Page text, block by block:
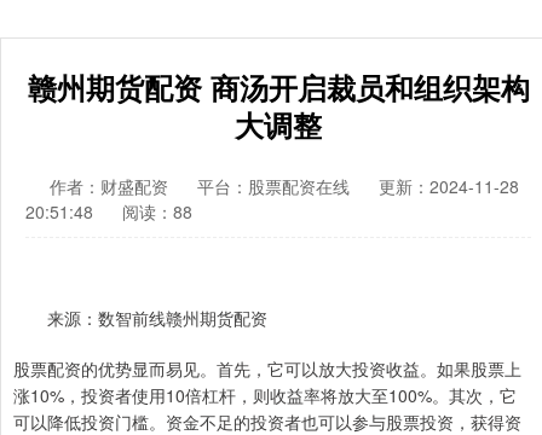
赣州期货配资 商汤开启裁员和组织架构
大调整
作者：财盛配资 平台：股票配资在线
更新：2024-11-28
20:51:48
阅读：88
来源：数智前线赣州期货配资
股票配资的优势显而易见。首先，它可以放大投资收益。如果股票上
涨10%，投资者使用10倍杠杆，则收益率将放大至100%。其次，它
可以降低投资门槛。资金不足的投资者也可以参与股票投资，获得资